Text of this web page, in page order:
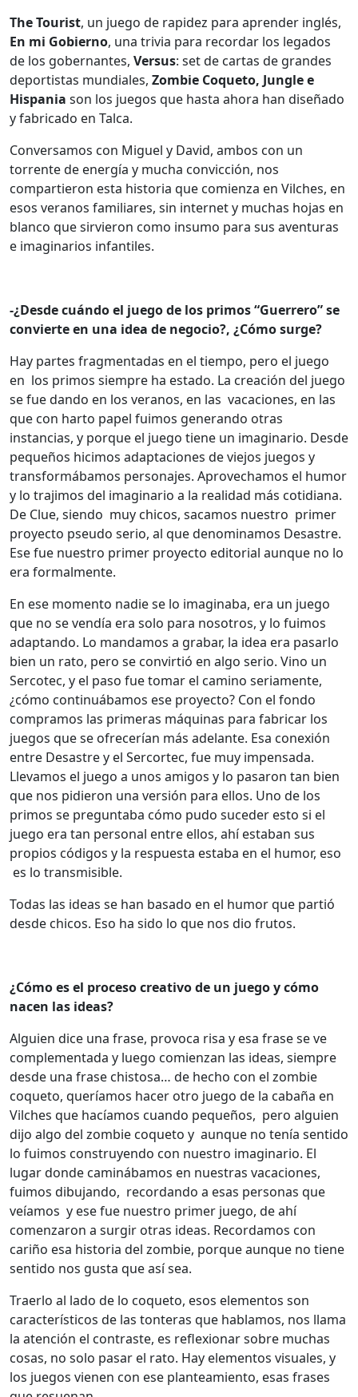
The Tourist, un juego de rapidez para aprender inglés,
En mi Gobierno, una trivia para recordar los legados
de los gobernantes, Versus: set de cartas de grandes
deportistas mundiales, Zombie Coqueto, Jungle e
Hispania son los juegos que hasta ahora han diseñado
y fabricado en Talca.
Conversamos con Miguel y David, ambos con un
torrente de energía y mucha convicción, nos
compartieron esta historia que comienza en Vilches, en
esos veranos familiares, sin internet y muchas hojas en
blanco que sirvieron como insumo para sus aventuras
e imaginarios infantiles.
-¿Desde cuándo el juego de los primos “Guerrero” se
convierte en una idea de negocio?, ¿Cómo surge?
Hay partes fragmentadas en el tiempo, pero el juego
en los primos siempre ha estado. La creación del juego
se fue dando en los veranos, en las vacaciones, en las
que con harto papel fuimos generando otras
instancias, y porque el juego tiene un imaginario. Desde
pequeños hicimos adaptaciones de viejos juegos y
transformábamos personajes. Aprovechamos el humor
y lo trajimos del imaginario a la realidad más cotidiana.
De Clue, siendo muy chicos, sacamos nuestro primer
proyecto pseudo serio, al que denominamos Desastre.
Ese fue nuestro primer proyecto editorial aunque no lo
era formalmente.
En ese momento nadie se lo imaginaba, era un juego
que no se vendía era solo para nosotros, y lo fuimos
adaptando. Lo mandamos a grabar, la idea era pasarlo
bien un rato, pero se convirtió en algo serio. Vino un
Sercotec, y el paso fue tomar el camino seriamente,
¿cómo continuábamos ese proyecto? Con el fondo
compramos las primeras máquinas para fabricar los
juegos que se ofrecerían más adelante. Esa conexión
entre Desastre y el Sercortec, fue muy impensada.
Llevamos el juego a unos amigos y lo pasaron tan bien
que nos pidieron una versión para ellos. Uno de los
primos se preguntaba cómo pudo suceder esto si el
juego era tan personal entre ellos, ahí estaban sus
propios códigos y la respuesta estaba en el humor, eso
es lo transmisible.
Todas las ideas se han basado en el humor que partió
desde chicos. Eso ha sido lo que nos dio frutos.
¿Cómo es el proceso creativo de un juego y cómo
nacen las ideas?
Alguien dice una frase, provoca risa y esa frase se ve
complementada y luego comienzan las ideas, siempre
desde una frase chistosa… de hecho con el zombie
coqueto, queríamos hacer otro juego de la cabaña en
Vilches que hacíamos cuando pequeños, pero alguien
dijo algo del zombie coqueto y aunque no tenía sentido
lo fuimos construyendo con nuestro imaginario. El
lugar donde caminábamos en nuestras vacaciones,
fuimos dibujando, recordando a esas personas que
veíamos y ese fue nuestro primer juego, de ahí
comenzaron a surgir otras ideas. Recordamos con
cariño esa historia del zombie, porque aunque no tiene
sentido nos gusta que así sea.
Traerlo al lado de lo coqueto, esos elementos son
característicos de las tonteras que hablamos, nos llama
la atención el contraste, es reflexionar sobre muchas
cosas, no solo pasar el rato. Hay elementos visuales, y
los juegos vienen con ese planteamiento, esas frases